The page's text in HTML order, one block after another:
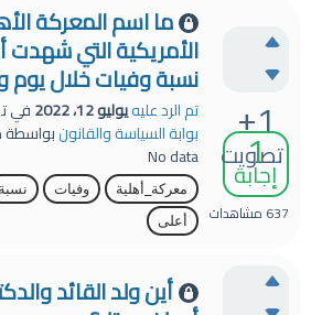
+1
تصويت
1
إجابة
637 مشاهدات
ما اسم المعركة
الأمريكية التي شهدت
نسبة وفيات خلال يوم
تم الرد عليهيوليو 12، 2022
في
بوابة السياسة والقانونبواسطة
No data
معركة_أهلية وفيات
نسبة
أعلى
أين ولد القائد